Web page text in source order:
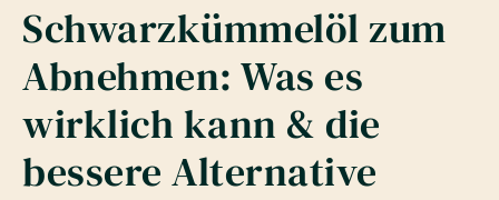
Schwarzkümmelöl zum
Abnehmen: Was es
wirklich kann & die
bessere Alternative